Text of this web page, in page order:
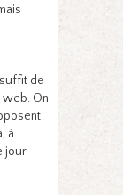
de
On
à
jour